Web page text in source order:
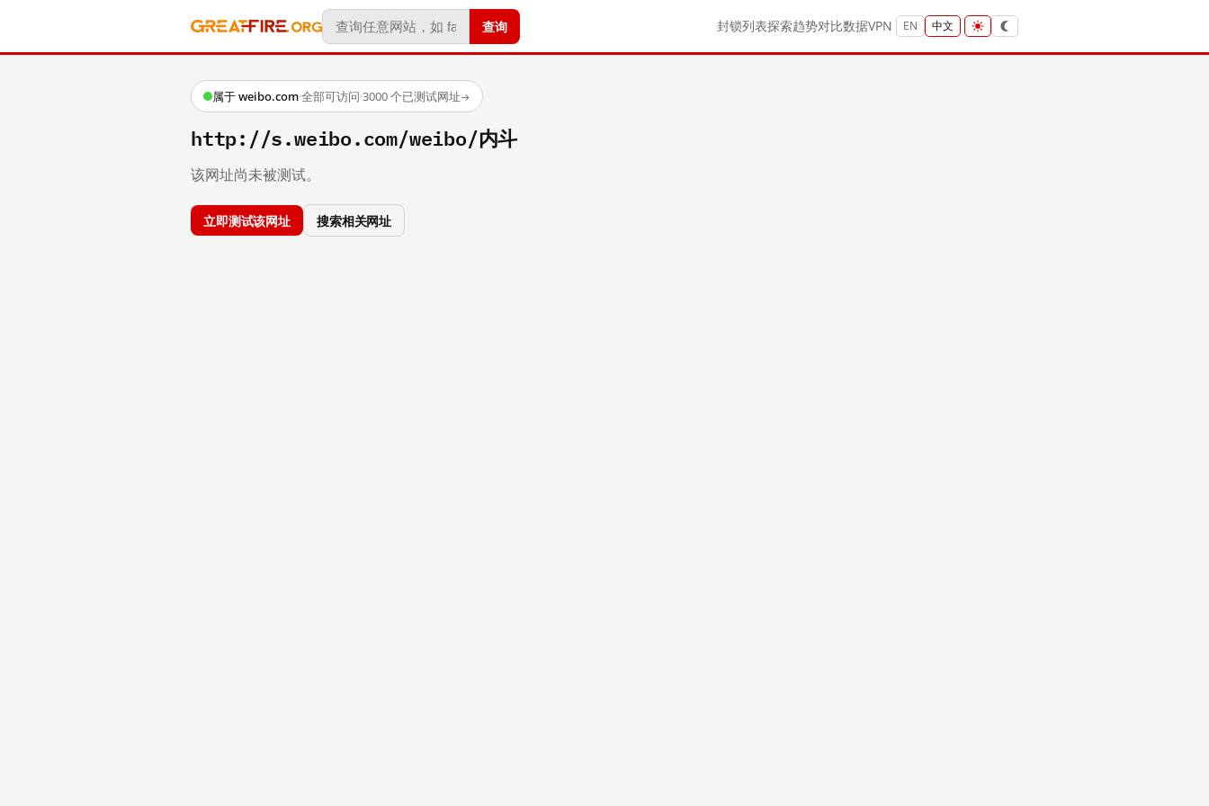
查询 封锁列表探索趋势对比数据VPN EN 中文
属于 weibo.com·全部可访问·3000 个已测试网址→
http://s.weibo.com/weibo/内斗
该网址尚未被测试。
立即测试该网址 搜索相关网址